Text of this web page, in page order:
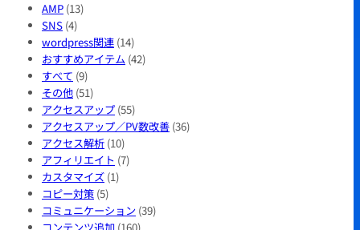
AMP (13)
SNS (4)
wordpress関連 (14)
おすすめアイテム (42)
すべて (9)
その他 (51)
アクセスアップ (55)
アクセスアップ／PV数改善 (36)
アクセス解析 (10)
アフィリエイト (7)
カスタマイズ (1)
コピー対策 (5)
コミュニケーション (39)